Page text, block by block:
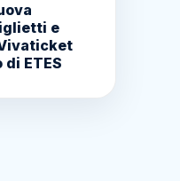
e
ETES